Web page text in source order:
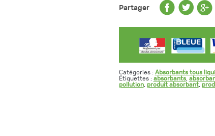
Partager
Catégories : Absorbants tous
Étiquettes : absorbants,
pollution, produit absorbant,